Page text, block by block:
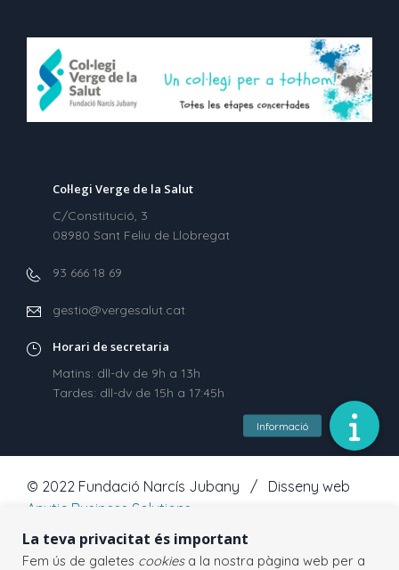
Col·legi Verge de la Salut
C/Constitució, 3
08980 Sant Feliu de Llobregat
93 666 18 69
gestio@vergesalut.cat
Horari de secretaria
Matins: dll-dv de 9h a 13h
Tardes: dll-dv de 15h a 17:45h
© 2022 Fundació Narcís Jubany / Disseny web
Anytic Business Solutions
La teva privacitat és important
Fem ús de galetes cookiesa la nostra pàgina web per a